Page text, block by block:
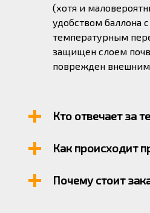
(хотя и
удобством баллона
температурным
защищен слоем
поврежден
Кто отвечает за
зависимости от
гарантию на
Как происходит
участков, где
Почему стоит